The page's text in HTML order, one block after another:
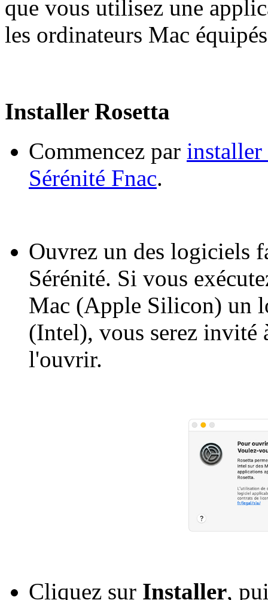
que vous utilisez une
les ordinateurs Mac
Installer Rosetta
Commencez par installer
Sérénité Fnac.
Ouvrez un des logiciels
Sérénité. Si vous
Mac (Apple Silicon) un
(Intel), vous serez invité
l'ouvrir.
Cliquez sur Installer,